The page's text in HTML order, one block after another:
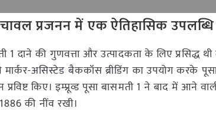
प्रजनन में एक ऐतिहासिक उपलब्धि
1 दाने की गुणवत्ता और उत्पादकता के लिए
मार्कर-असिस्टेड बैककॉस ब्रीडिंग का उपयोग करके
प्रविष्ट किए। इम्प्रूव्ड पूसा बासमती 1 ने बाद में आने
की नींव रखी।